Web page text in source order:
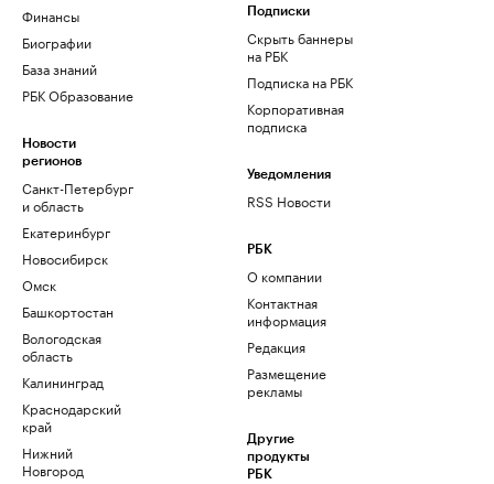
Финансы
Биографии
База знаний
РБК Образование
Новости
регионов
Санкт-Петербург
и область
Екатеринбург
Новосибирск
Омск
Башкортостан
Вологодская
область
Калининград
Краснодарский
край
Нижний
Новгород
Подписки
Скрыть баннеры
на РБК
Подписка на РБК
Корпоративная
подписка
Уведомления
RSS Новости
РБК
О компании
Контактная
информация
Редакция
Размещение
рекламы
Другие
продукты
РБК